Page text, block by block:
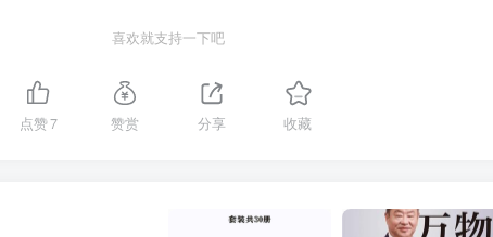
喜欢就支持一下吧
点赞7 赞赏 分享 收藏